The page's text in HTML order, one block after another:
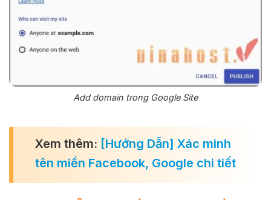
Add domain trong Google Site
Xem thêm: [Hướng Dẫn] Xác minh
tên miền Facebook, Google chi tiết